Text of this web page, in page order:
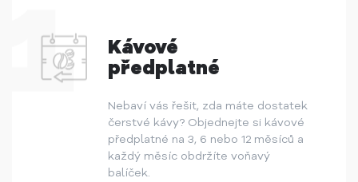
Kávové
předplatné
Nebaví vás řešit, zda máte dostatek
čerstvé kávy? Objednejte si kávové
předplatné na 3, 6 nebo 12 měsíců a
každý měsíc obdržíte voňavý
balíček.